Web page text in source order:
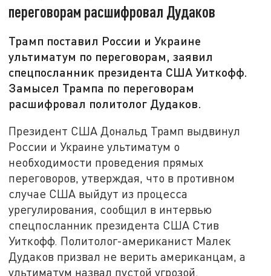
переговорам расшифровал Дудаков
Трамп поставил России и Украине
ультиматум по переговорам, заявил
спецпосланник президента США Уиткофф.
Замысел Трампа по переговорам
расшифровал политолог Дудаков.
Президент США Дональд Трамп выдвинул
России и Украине ультиматум о
необходимости проведения прямых
переговоров, утверждая, что в противном
случае США выйдут из процесса
урегулирования, сообщил в интервью
спецпосланник президента США Стив
Уиткофф. Политолог-американист Малек
Дудаков призвал не верить американцам, а
ультиматум назвал пустой угрозой.